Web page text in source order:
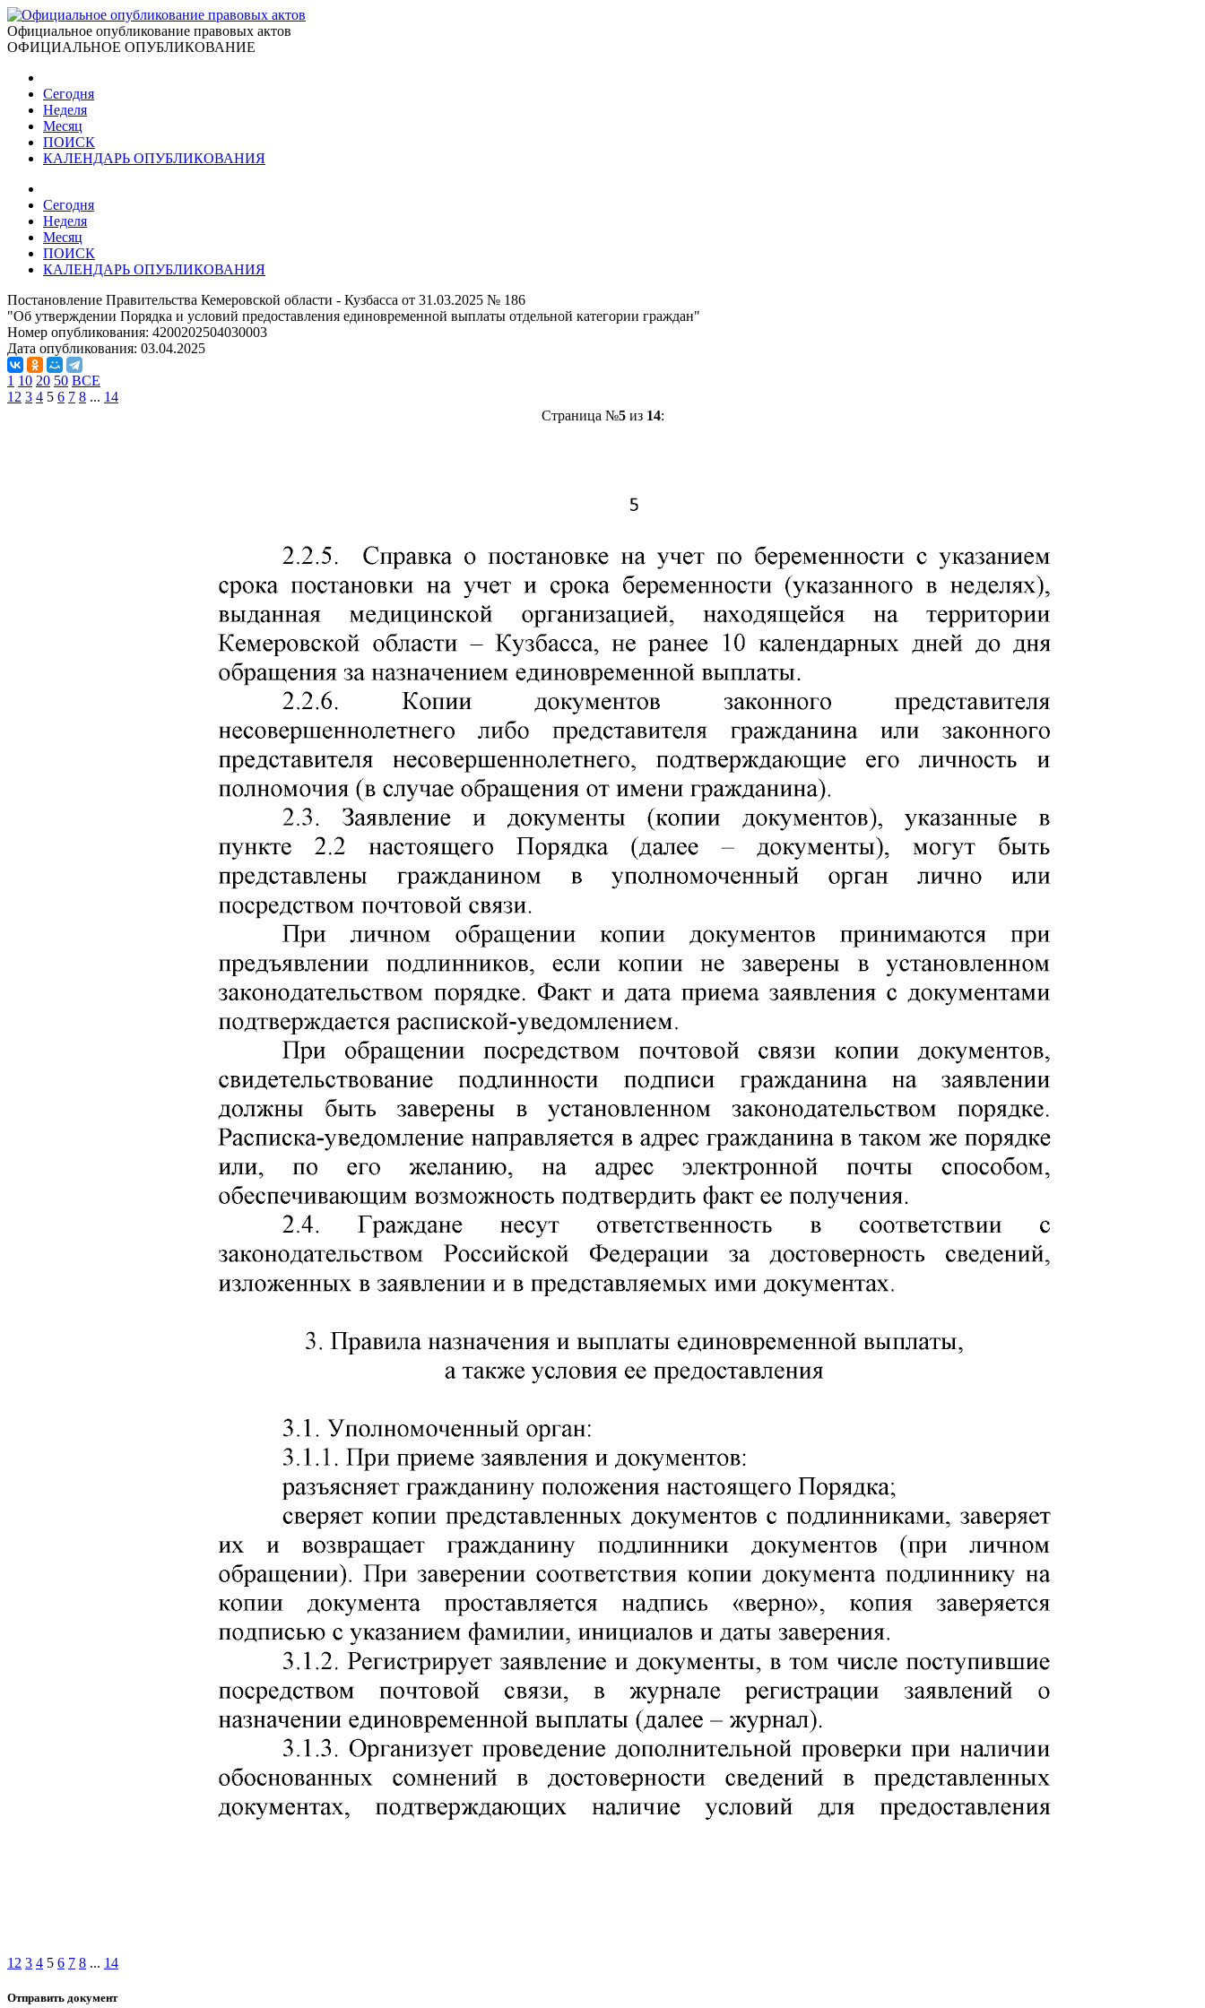
Официальное опубликование правовых актов
ОФИЦИАЛЬНОЕ ОПУБЛИКОВАНИЕ
Сегодня
Неделя
Месяц
ПОИСК
КАЛЕНДАРЬ ОПУБЛИКОВАНИЯ
Сегодня
Неделя
Месяц
ПОИСК
КАЛЕНДАРЬ ОПУБЛИКОВАНИЯ
Постановление Правительства Кемеровской области - Кузбасса от 31.03.2025 № 186
"Об утверждении Порядка и условий предоставления единовременной выплаты отдельной категории граждан"
Номер опубликования: 4200202504030003
Дата опубликования: 03.04.2025
1 10 20 50 ВСЕ
1 2 3 4 5 6 7 8 ... 14
Страница №5из 14:
1 2 3 4 5 6 7 8 ... 14
Отправить документ